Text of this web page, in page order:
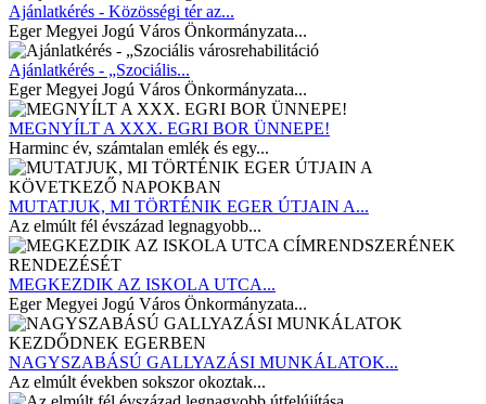
Ajánlatkérés - Közösségi tér az...
Eger Megyei Jogú Város Önkormányzata...
Ajánlatkérés - „Szociális...
Eger Megyei Jogú Város Önkormányzata...
MEGNYÍLT A XXX. EGRI BOR ÜNNEPE!
Harminc év, számtalan emlék és egy...
MUTATJUK, MI TÖRTÉNIK EGER ÚTJAIN A...
Az elmúlt fél évszázad legnagyobb...
MEGKEZDIK AZ ISKOLA UTCA...
Eger Megyei Jogú Város Önkormányzata...
NAGYSZABÁSÚ GALLYAZÁSI MUNKÁLATOK...
Az elmúlt években sokszor okoztak...